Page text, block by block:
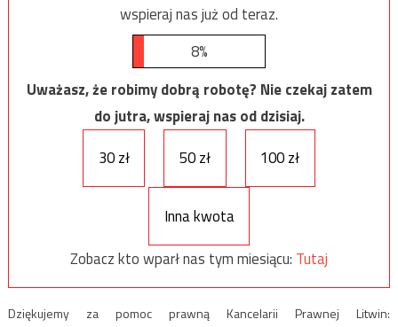
wspieraj nas już od teraz.
8%
Uważasz, że robimy dobrą robotę? Nie czekaj zatem
do jutra, wspieraj nas od dzisiaj.
30 zł
50 zł 100 zł
Inna kwota
Zobacz kto wparł nas tym miesiącu: Tutaj
Dziękujemy za pomoc prawną Kancelarii Prawnej Litwin: